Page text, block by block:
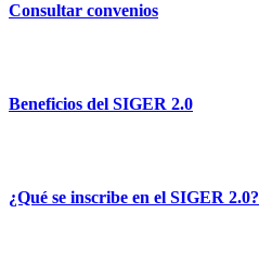
Consultar convenios
Beneficios del SIGER 2.0
¿Qué se inscribe en el SIGER 2.0?